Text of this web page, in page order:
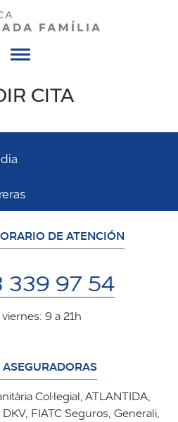
CITA
DE ATENCIÓN
339 97 54
9 a 21h
Col·legial, ATLANTIDA,
FIATC Seguros, Generali,